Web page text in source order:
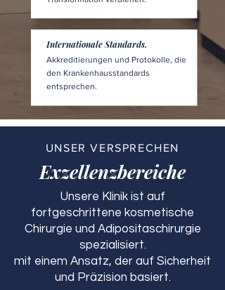
Internationale Standards.
Akkreditierungen und Protokolle, die
den Krankenhausstandards
entsprechen.
UNSER VERSPRECHEN
Exzellenzbereiche
Unsere Klinik ist auf
fortgeschrittene kosmetische
Chirurgie und Adipositaschirurgie
spezialisiert.
mit einem Ansatz, der auf Sicherheit
und Präzision basiert.